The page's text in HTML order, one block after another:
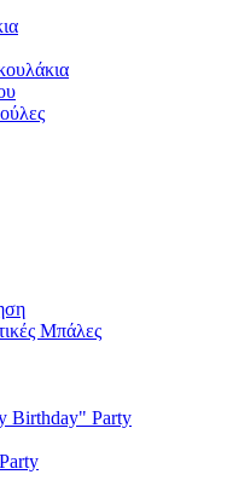
Μπάλες
Birthday" Party